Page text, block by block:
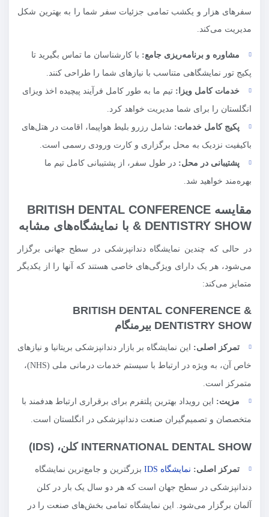
سفرهای هزار و یکشب تمامی جزئیات سفر شما را به بهترین شکل
مدیریت می‌کند.
مشاوره و برنامه‌ریزی جامع: با کارشناسان ما تماس بگیرید تا
پکیج تور نمایشگاهی متناسب با نیازهای شما را طراحی کنند.
خدمات کامل ویزا: تیم ما به طور کامل فرآیند پیچیده اخذ ویزای
انگلستان را برای شما مدیریت خواهد کرد.
پکیج کامل خدمات: شامل رزرو بلیط هواپیما، اقامت در هتل‌های
باکیفیت نزدیک به محل برگزاری و کارت ورودی رسمی است.
پشتیبانی در محل: در طول سفر، از پشتیبانی کامل تیم ما
بهره‌مند خواهید شد.
مقایسه BRITISH DENTAL CONFERENCE
& DENTISTRY SHOW با نمایشگاه‌های مشابه
در حالی که چندین نمایشگاه دندانپزشکی در سطح جهانی برگزار
می‌شود، هر یک دارای ویژگی‌های خاصی هستند که آنها را از یکدیگر
متمایز می‌کند:
BRITISH DENTAL CONFERENCE &
DENTISTRY SHOW بیرمنگام
تمرکز اصلی: این نمایشگاه بر بازار دندانپزشکی بریتانیا و نیازهای
خاص آن، به ویژه در ارتباط با سیستم خدمات درمانی ملی (NHS)،
متمرکز است.
مزیت: این رویداد بهترین پلتفرم برای برقراری ارتباط هدفمند با
متخصصان و تصمیم‌گیران صنعت دندانپزشکی در انگلستان است.
INTERNATIONAL DENTAL SHOW کلن، (IDS)
تمرکز اصلی: نمایشگاه IDS
بزرگترین و جامع‌ترین نمایشگاه
دندانپزشکی در سطح جهان است که هر دو سال یک بار در کلن
آلمان برگزار می‌شود. این نمایشگاه تمامی بخش‌های صنعت را در